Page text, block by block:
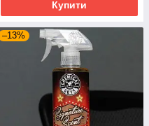
Купити
–13%